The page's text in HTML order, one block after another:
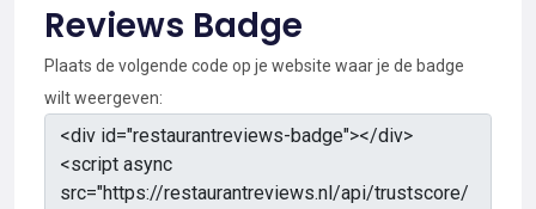
Reviews Badge
Plaats de volgende code op je website waar je de badge
wilt weergeven: